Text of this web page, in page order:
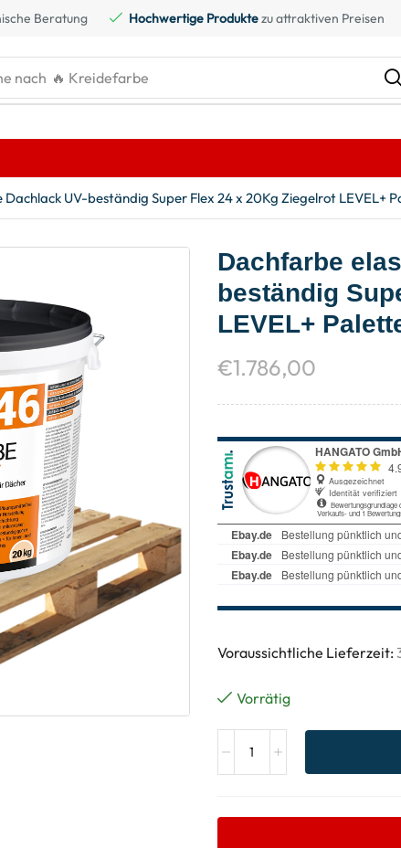
Beratung Hochwertige Produktezu attraktiven Preisen
nach 🔥 Kreidefarbe
UV-beständig Super Flex 24 x 20Kg Ziegelrot LEVEL+
Dachfarbe
beständig
LEVEL+
€1.786,00
Voraussichtliche Lieferzeit:
Vorrätig